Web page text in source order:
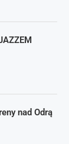
nad Odrą